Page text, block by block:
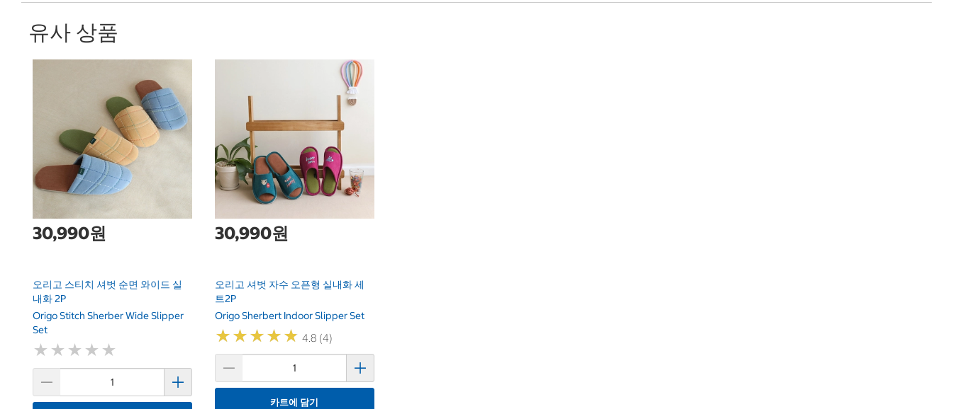
유사 상품
30,990원
오리고 스티치 셔벗 순면 와이드 실
내화 2P
Origo Stitch Sherber Wide Slipper
Set
★ ★ ★ ★ ★
★ ★ ★ ★ ★
30,990원
오리고 셔벗 자수 오픈형 실내화 세
트2P
Origo Sherbert Indoor Slipper Set
★★★★★
★★★★★ 4.8 (4)
카트에 담기